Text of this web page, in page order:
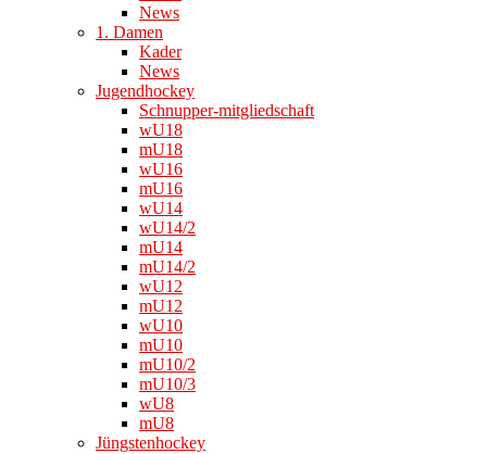
News
1. Damen
Kader
News
Jugendhockey
Schnupper-mitgliedschaft
wU18
mU18
wU16
mU16
wU14
wU14/2
mU14
mU14/2
wU12
mU12
wU10
mU10
mU10/2
mU10/3
wU8
mU8
Jüngstenhockey